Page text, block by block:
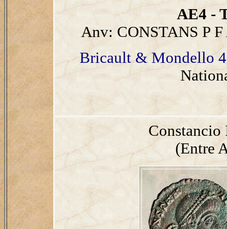
AE4 -
Anv: CONSTANS P
Bricault & Mondello
Constancio
(Entre